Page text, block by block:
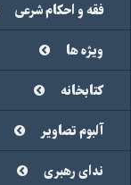
فقه و احکام شرعی
ویژه ها
کتابخانه
آلبوم تصاویر
ندای رهبری